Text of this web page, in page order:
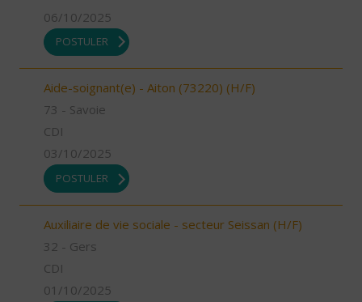
06/10/2025
POSTULER
Aide-soignant(e) - Aiton (73220) (H/F)
73 - Savoie
CDI
03/10/2025
POSTULER
Auxiliaire de vie sociale - secteur Seissan (H/F)
32 - Gers
CDI
01/10/2025